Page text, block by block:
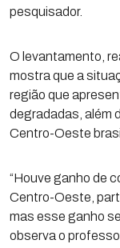
pesquisador.
O levantamento,
mostra que a
região que
degradadas, além
Centro-Oeste
“Houve ganho de
Centro-Oeste,
mas esse ganho
observa o